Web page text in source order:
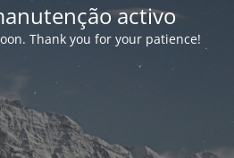
activo
Thank you for your patience!